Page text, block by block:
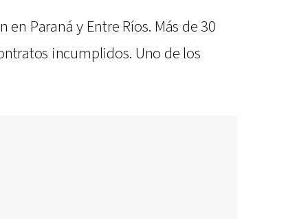
Paraná y Entre Ríos. Más de 30
incumplidos. Uno de los